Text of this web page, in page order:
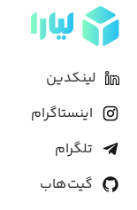
لینکدین
اینستاگرام
تلگرام
گیت‌هاب